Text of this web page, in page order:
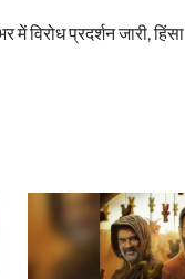
विरोध प्रदर्शन जारी, हिंसा